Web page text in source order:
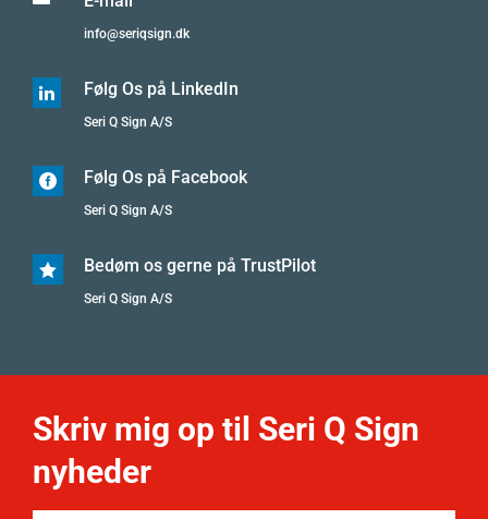
info@seriqsign.dk
 Følg Os på LinkedIn
Seri Q Sign A/S
 Følg Os på Facebook
Seri Q Sign A/S
 Bedøm os gerne på TrustPilot
Seri Q Sign A/S
Skriv mig op til Seri Q Sign
nyheder